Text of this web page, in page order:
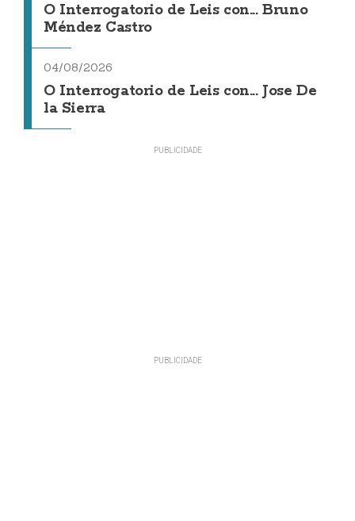
O Interrogatorio de Leis con... Bruno
Méndez Castro
04/08/2026
O Interrogatorio de Leis con... Jose De
la Sierra